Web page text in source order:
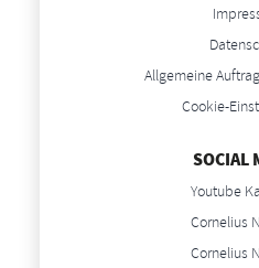
Allgemeine
Cookie-
SOCIAL
Youtube
Cornelius
Cornelius